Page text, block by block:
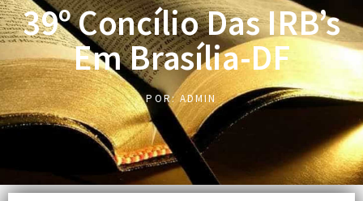
39º Concílio Das IRB’s
Em Brasília-DF
POR:ADMIN